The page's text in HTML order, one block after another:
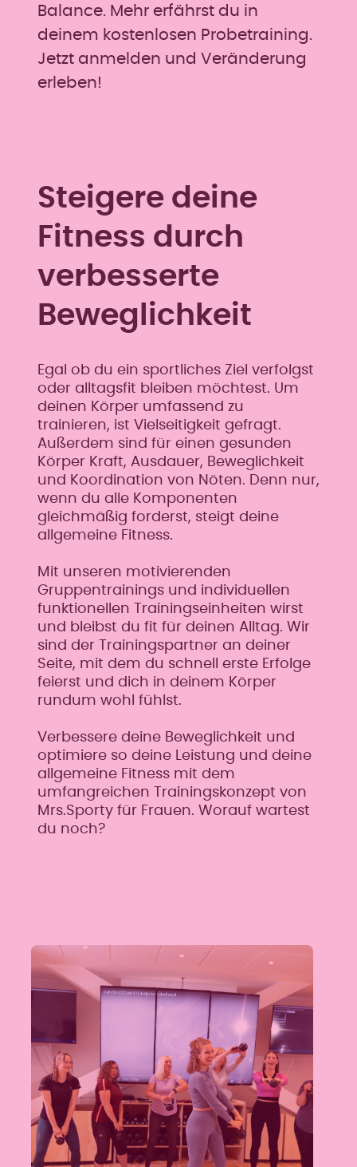
Balance. Mehr erfährst du in
deinem kostenlosen Probetraining.
Jetzt anmelden und Veränderung
erleben!
Steigere deine
Fitness durch
verbesserte
Beweglichkeit
Egal ob du ein sportliches Ziel verfolgst
oder alltagsfit bleiben möchtest. Um
deinen Körper umfassend zu
trainieren, ist Vielseitigkeit gefragt.
Außerdem sind für einen gesunden
Körper Kraft, Ausdauer, Beweglichkeit
und Koordination von Nöten. Denn nur,
wenn du alle Komponenten
gleichmäßig forderst, steigt deine
allgemeine Fitness.
Mit unseren motivierenden
Gruppentrainings und individuellen
funktionellen Trainingseinheiten wirst
und bleibst du fit für deinen Alltag. Wir
sind der Trainingspartner an deiner
Seite, mit dem du schnell erste Erfolge
feierst und dich in deinem Körper
rundum wohl fühlst.
Verbessere deine Beweglichkeit und
optimiere so deine Leistung und deine
allgemeine Fitness mit dem
umfangreichen Trainingskonzept von
Mrs.Sporty für Frauen. Worauf wartest
du noch?